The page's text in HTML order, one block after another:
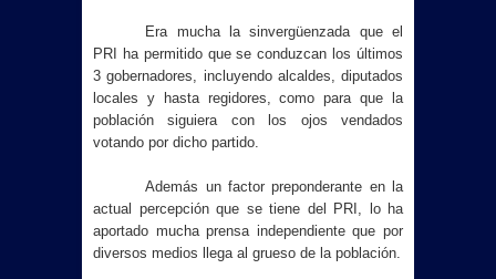
Era mucha la sinvergüenzada que el
PRI ha permitido que se conduzcan los últimos
3 gobernadores, incluyendo alcaldes, diputados
locales y hasta regidores, como para que la
población siguiera con los ojos vendados
votando por dicho partido.
Además un factor preponderante en la
actual percepción que se tiene del PRI, lo ha
aportado mucha prensa independiente que por
diversos medios llega al grueso de la población.